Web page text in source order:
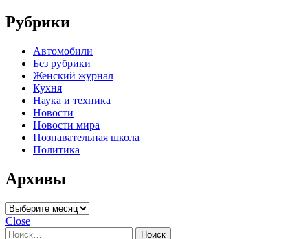
Рубрики
Автомобили
Без рубрики
Женский журнал
Кухня
Наука и техника
Новости
Новости мира
Познавательная школа
Политика
Архивы
Архивы
Close
Найти: